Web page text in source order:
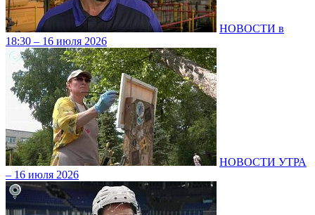
НОВОСТИ в
18:30 – 16 июля 2026
НОВОСТИ УТРА
– 16 июля 2026